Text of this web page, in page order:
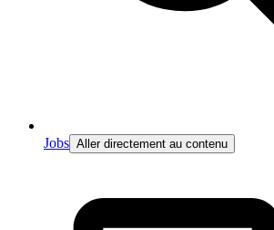
Jobs Aller directement au contenu